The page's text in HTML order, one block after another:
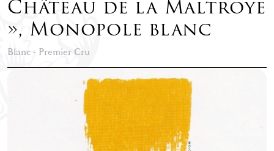
Château de la Maltroye
», Monopole blanc
Blanc - Premier Cru